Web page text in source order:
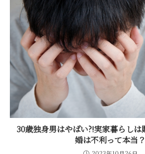
30歳独身男はやばい?!実家暮らし
婚は不利って本当？